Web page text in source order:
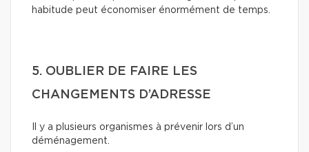
habitude peut économiser énormément de temps.
5. OUBLIER DE FAIRE LES
CHANGEMENTS D’ADRESSE
Il y a plusieurs organismes à prévenir lors d’un
déménagement.